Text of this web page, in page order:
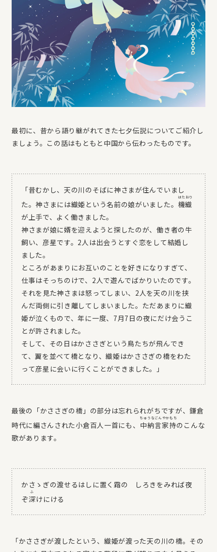
最初に、昔から語り継がれてきた七夕伝説についてご紹介し
ましょう。この話はもともと中国から伝わったものです。
「昔むかし、天の川のそばに神さまが住んでいまし
た。神さまには織姫という名前の娘がいました。 機織
はたおり
が上手で、よく働きました。
神さまが娘に婿を迎えようと探したのが、働き者の牛
飼い、彦星です。2人は出会うとすぐ恋をして結婚し
ました。
ところがあまりにお互いのことを好きになりすぎて、
仕事はそっちのけで、2人で遊んでばかりいたのです。
それを見た神さまは怒ってしまい、2人を天の川を挟
んだ両側に引き離してしまいました。ただあまりに織
姫が泣くもので、年に一度、7月7日の夜にだけ会うこ
とが許されました。
そして、その日はかささぎという鳥たちが飛んでき
て、翼を並べて橋となり、織姫はかささぎの橋をわた
って彦星に会いに行くことができました。」
最後の「かささぎの橋」の部分は忘れられがちですが、鎌倉
時代に編さんされた小倉百人一首にも、 中納言家持
ちゅうなごんやかもち
のこんな
歌があります。
かさゝぎの渡せるはしに置く霜の しろきをみれば夜
ぞ深
ふ
けにける
「かささぎが渡したという、織姫が渡った天の川の橋。その